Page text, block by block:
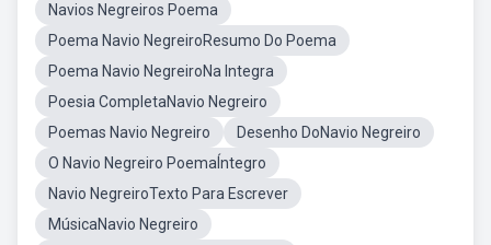
Navios Negreiros Poema
Poema Navio NegreiroResumo Do Poema
Poema Navio NegreiroNa Integra
Poesia CompletaNavio Negreiro
Poemas Navio Negreiro
Desenho DoNavio Negreiro
O Navio Negreiro PoemaÍntegro
Navio NegreiroTexto Para Escrever
MúsicaNavio Negreiro